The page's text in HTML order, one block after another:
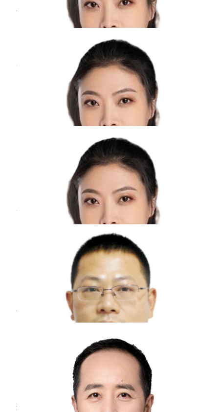
不吃药，以确保宝宝健康成长。此外，如果孕妇
感冒发生在心脏系统发育的时期，病毒感染可能
会影响宝宝心血管系统的发育，应当关注一下。
清宫后 要怎么办呢？
三甲
清宫后感冒可能是细菌感染而造成的，可以服用
一些头孢或是青霉素等抗生素类的药物来控制感
染情况。清宫后病人的抵抗力比较弱，容易遭受
病毒的感染，病毒感染而造成的感冒现象，可以
服用阿昔洛韦或是双黄连口服液等抗病毒类的药
物进行治疗。如果感冒的症状比较严重，表现出
了头痛和发热的现象，可以使用对乙酰氨基酚或
感冒了，对胎儿有影响吗？
三甲
刚刚怀孕就感冒，肯定是会对胎儿有影响的，因
为感冒大多数是病毒感冒造成来的，在怀孕的早
期如果得了病毒性感冒或者是吃了抗病毒的药，
有可能会造成胎儿畸形。因此在怀孕的初期，如
果得了感冒需要造成重视，要到医院产科进行相
关检查，明确感冒原因再对症处理。在整个孕期
要按时进行产检。
感冒 和新型冠状病毒的区别？
六安市人民医院
三甲
生活中最多见的感冒是由鼻病毒、呼吸道合
胞病毒、多见冠状病毒等感染造成的，症状轻
微，主要包括流鼻涕、头痛、咳嗽、喉咙痛、发
烧等。新型冠状病毒感染后的典型症状，以发热
为主，同时会表现出乏力，干咳，进行性呼吸困
难，部分病人症状较轻，无明显发热，少数病人
感染后症状较重，可迅速表现出急性呼吸窘迫综
新冠状病毒与感冒区别？
江苏省人民医院
三甲
新型冠状病毒和感冒的主要区别有以下几
点：1、新型冠状病毒的病人正常有明确的流行
病学因素，而感冒并没有这些。2、新型冠状病
毒感染，在临床症状上，主要以发热干咳为主，
病毒 血常规指标？